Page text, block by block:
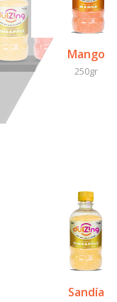
Mango
250gr
Sandía